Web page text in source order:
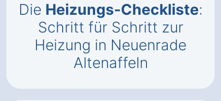
Die Heizungs-Checkliste:
Schritt für Schritt zur
Heizung in Neuenrade
Altenaffeln